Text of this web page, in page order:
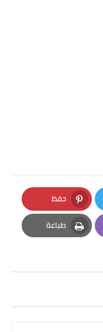
حفظ
Pinterest
طباعة
Print